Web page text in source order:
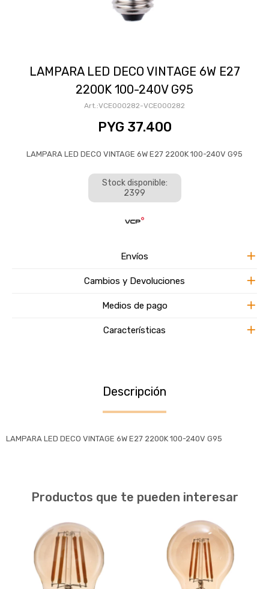
LAMPARA LED DECO VINTAGE 6W E27
2200K 100-240V G95
VCE000282-VCE000282
PYG 37.400
LAMPARA LED DECO VINTAGE 6W E27 2200K 100-240V G95
Stock disponible:
2399
Envíos
Cambios y Devoluciones
Medios de pago
Características
Descripción
LAMPARA LED DECO VINTAGE 6W E27 2200K 100-240V G95
Productos que te pueden interesar